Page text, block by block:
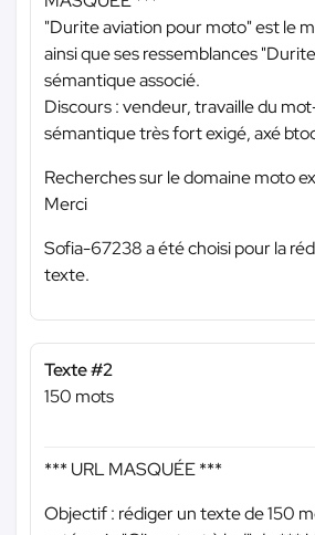
"Durite aviation pour moto" est le
ainsi que ses ressemblances
sémantique associé.
Discours : vendeur, travaille du
sémantique très fort exigé, axé
Recherches sur le domaine moto
Merci
Sofia-67238 a été choisi pour la
texte.
Texte #2
150 mots
*** URL MASQUÉE ***
Objectif : rédiger un texte de 150